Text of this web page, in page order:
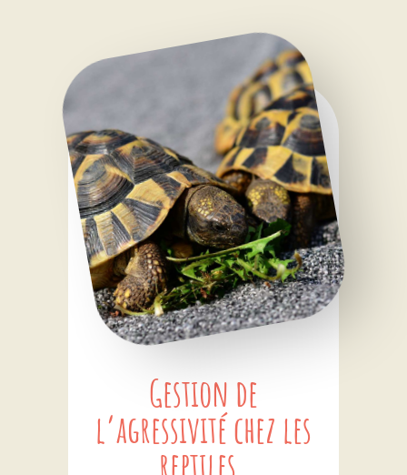
Gestion de
l’agressivité chez les
reptiles.